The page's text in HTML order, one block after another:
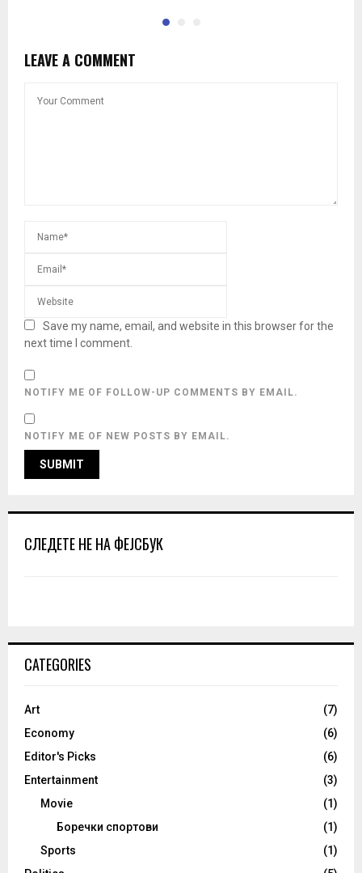
LEAVE A COMMENT
Save my name, email, and website in this browser for the
next time I comment.
NOTIFY ME OF FOLLOW-UP COMMENTS BY EMAIL.
NOTIFY ME OF NEW POSTS BY EMAIL.
СЛЕДЕТЕ НЕ НА ФЕЈСБУК
CATEGORIES
Art
(7)
Economy
(6)
Editor's Picks
(6)
Entertainment
(3)
Movie
(1)
Боречки спортови
(1)
Sports
(1)